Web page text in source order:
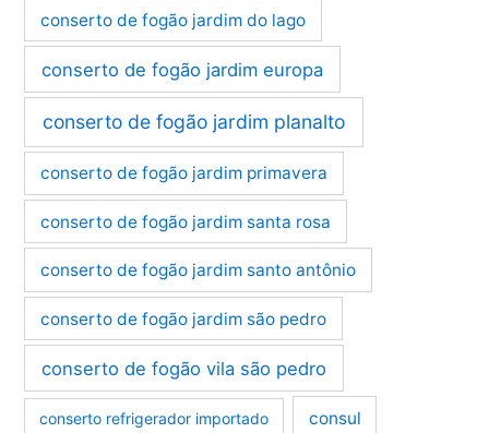
conserto de fogão jardim do lago
conserto de fogão jardim europa
conserto de fogão jardim planalto
conserto de fogão jardim primavera
conserto de fogão jardim santa rosa
conserto de fogão jardim santo antônio
conserto de fogão jardim são pedro
conserto de fogão vila são pedro
conserto refrigerador importado consul